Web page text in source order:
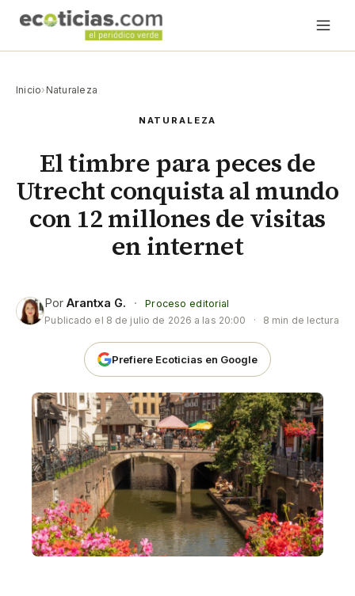
Inicio› Naturaleza
NATURALEZA
El timbre para peces de
Utrecht conquista al mundo
con 12 millones de visitas
en internet
PorArantxa G. ·
Proceso editorial
Publicado el 8 de julio de 2026 a las 20:00 · 8 min de lectura
Prefiere Ecoticias en Google